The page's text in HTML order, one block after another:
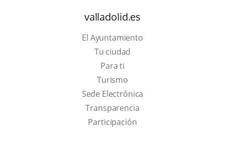
valladolid.es
El Ayuntamiento
Tu ciudad
Para ti
TurismoThis
link
will
open
Sede Electrónica
Transparencia
Participación